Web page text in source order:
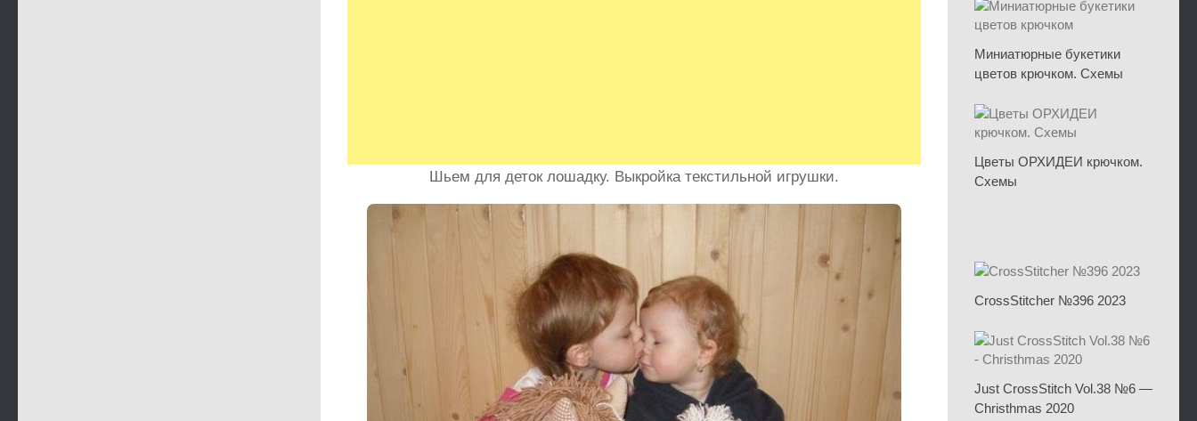
Шьем для деток лошадку. Выкройка текстильной игрушки.
Миниатюрные букетики
цветов крючком. Схемы
Цветы ОРХИДЕИ крючком.
Схемы
CrossStitcher №396 2023
Just CrossStitch Vol.38 №6 —
Christhmas 2020